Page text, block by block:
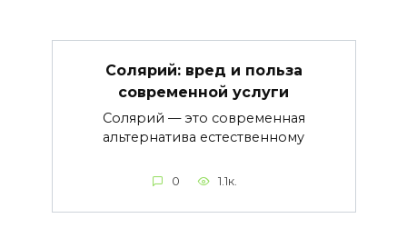
Солярий: вред и польза
современной услуги
Солярий — это современная
альтернатива естественному
0 1.1к.